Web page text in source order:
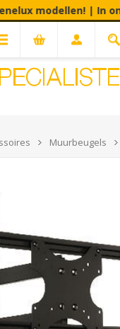
modellen! | In
Muurbeugels